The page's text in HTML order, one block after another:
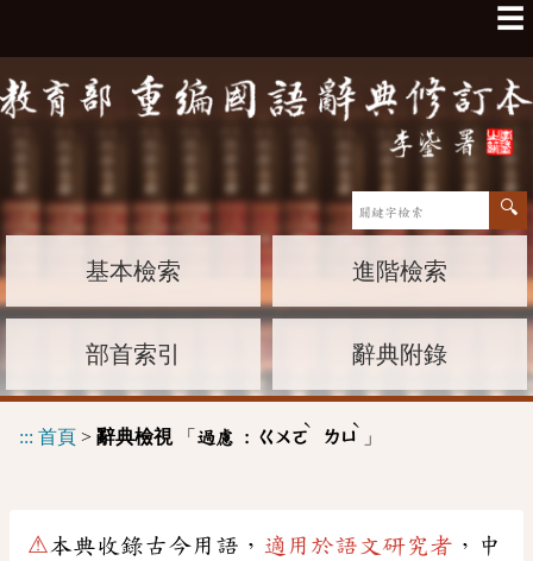
☰
基本檢索 進階檢索
部首索引 辭典附錄
::: 首頁 > 辭典檢視「 過慮 : ㄍㄨㄛ
ˋ
ㄌㄩ
ˋ
」
⚠本典收錄古今用語， 適用於語文研究者 ，中